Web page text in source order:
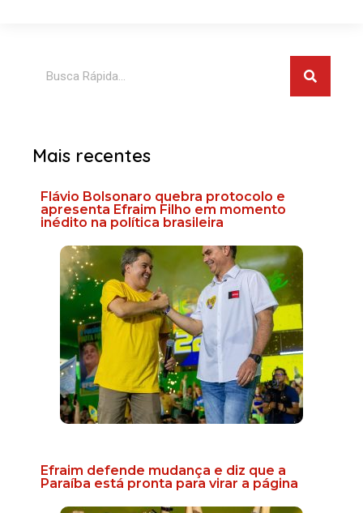
Mais recentes
Flávio Bolsonaro quebra protocolo e
apresenta Efraim Filho em momento
inédito na política brasileira
Efraim defende mudança e diz que a
Paraíba está pronta para virar a página